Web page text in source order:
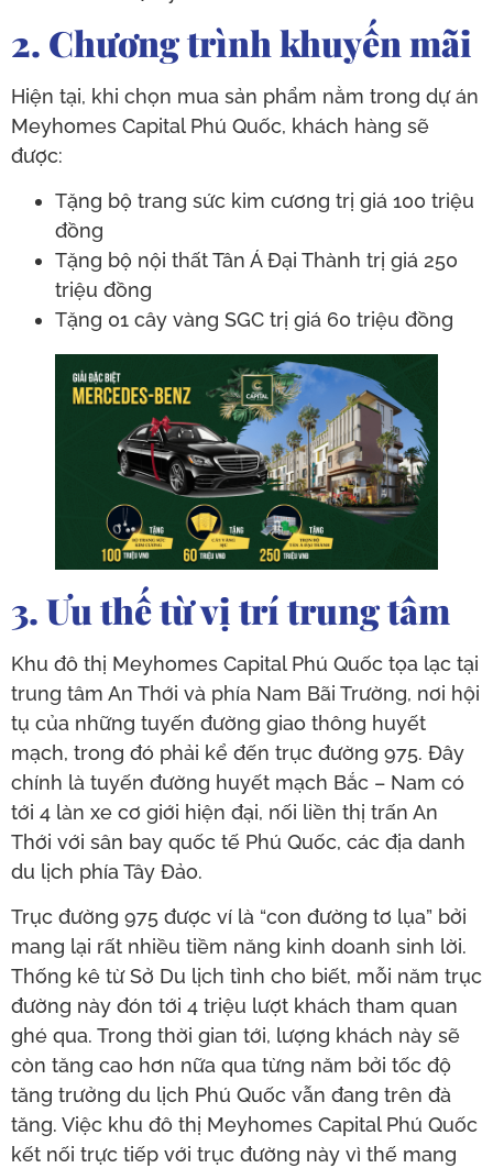
2. Chương trình khuyến mãi
Hiện tại, khi chọn mua sản phẩm nằm trong dự án
Meyhomes Capital Phú Quốc, khách hàng sẽ
được:
Tặng bộ trang sức kim cương trị giá 100 triệu
đồng
Tặng bộ nội thất Tân Á Đại Thành trị giá 250
triệu đồng
Tặng 01 cây vàng SGC trị giá 60 triệu đồng
3. Ưu thế từ vị trí trung tâm
Khu đô thị Meyhomes Capital Phú Quốc tọa lạc tại
trung tâm An Thới và phía Nam Bãi Trường, nơi hội
tụ của những tuyến đường giao thông huyết
mạch, trong đó phải kể đến trục đường 975. Đây
chính là tuyến đường huyết mạch Bắc – Nam có
tới 4 làn xe cơ giới hiện đại, nối liền thị trấn An
Thới với sân bay quốc tế Phú Quốc, các địa danh
du lịch phía Tây Đảo.
Trục đường 975 được ví là “con đường tơ lụa” bởi
mang lại rất nhiều tiềm năng kinh doanh sinh lời.
Thống kê từ Sở Du lịch tỉnh cho biết, mỗi năm trục
đường này đón tới 4 triệu lượt khách tham quan
ghé qua. Trong thời gian tới, lượng khách này sẽ
còn tăng cao hơn nữa qua từng năm bởi tốc độ
tăng trưởng du lịch Phú Quốc vẫn đang trên đà
tăng. Việc khu đô thị Meyhomes Capital Phú Quốc
kết nối trực tiếp với trục đường này vì thế mang